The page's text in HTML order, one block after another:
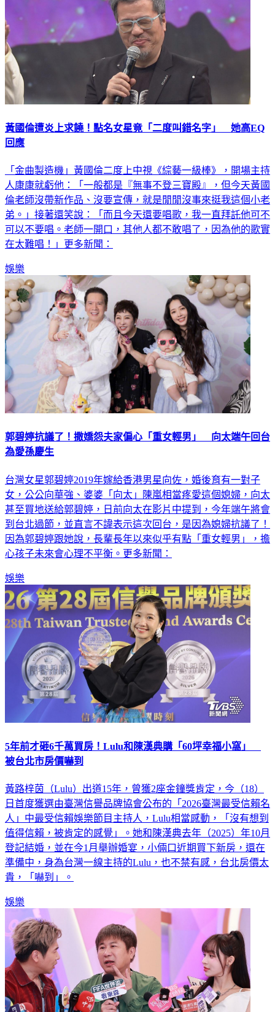
黃國倫遭炎上求饒！點名女星竟「二度叫錯名字」 她高EQ
回應
「金曲製造機」黃國倫二度上中視《綜藝一級棒》，開場主持
人康康就虧他：「一般都是『無事不登三寶殿』，但今天黃國
倫老師沒帶新作品、沒要宣傳，就是閒閒沒事來挺我這個小老
弟。」接著還笑說：「而且今天還要唱歌，我一直拜託他可不
可以不要唱。老師一開口，其他人都不敢唱了，因為他的歌實
在太難唱！」更多新聞：
娛樂
郭碧婷抗議了！撒嬌怨夫家偏心「重女輕男」 向太端午回台
為愛孫慶生
台灣女星郭碧婷2019年嫁給香港男星向佐，婚後育有一對子
女，公公向華強、婆婆「向太」陳嵐相當疼愛這個媳婦，向太
甚至買地送給郭碧婷，日前向太在影片中提到，今年端午將會
到台北過節，並直言不諱表示這次回台，是因為媳婦抗議了！
因為郭碧婷跟她說，長輩長年以來似乎有點「重女輕男」，擔
心孩子未來會心理不平衡。更多新聞：
娛樂
5年前才砸6千萬買房！Lulu和陳漢典購「60坪幸福小窩」
被台北市房價嚇到
黃路梓茵（Lulu）出道15年，曾獲2座金鐘獎肯定，今（18）
日首度獲選由臺灣信譽品牌協會公布的「2026臺灣最受信賴名
人」中最受信賴娛樂節目主持人，Lulu相當感動，「沒有想到
值得信賴，被肯定的感覺」。她和陳漢典去年（2025）年10月
登記結婚，並在今1月舉辦婚宴，小倆口近期買下新房，還在
準備中，身為台灣一線主持的Lulu，也不禁有感，台北房價太
貴，「嚇到」。
娛樂